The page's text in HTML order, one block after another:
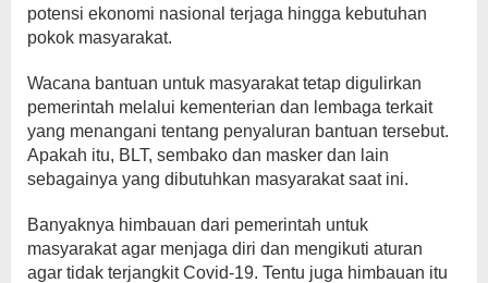
potensi ekonomi nasional terjaga hingga kebutuhan
pokok masyarakat.
Wacana bantuan untuk masyarakat tetap digulirkan
pemerintah melalui kementerian dan lembaga terkait
yang menangani tentang penyaluran bantuan tersebut.
Apakah itu, BLT, sembako dan masker dan lain
sebagainya yang dibutuhkan masyarakat saat ini.
Banyaknya himbauan dari pemerintah untuk
masyarakat agar menjaga diri dan mengikuti aturan
agar tidak terjangkit Covid-19. Tentu juga himbauan itu